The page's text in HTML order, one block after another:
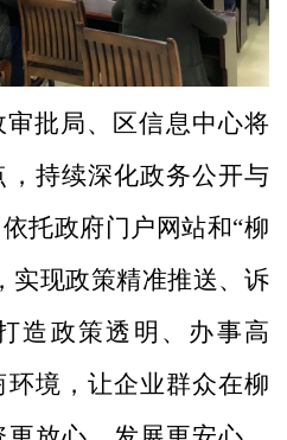
批局、区信息中心将
持续深化政务公开与
托政府门户网站和“柳
实现政策精准推送、诉
造政策透明、办事高
境，让企业群众在柳